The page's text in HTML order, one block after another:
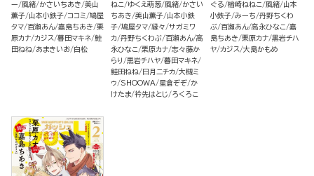
ー
風緒 かさいちあき 美山
薫子 山本小鉄子 ココミ 鳩屋
タマ 百瀬あん 嘉島ちあき 栗
原カナ カジス 暮田マキネ 鮭
田ねね
あまきいお 白松
ねこ
ゆくえ萌葱 風緒 かさい
ちあき 美山薫子 山本小鉄
子 鳩屋タマ 縁々 サガミワ
カ 丹野ちくわぶ 百瀬あん 高
永ひなこ 栗原カナ 志々藤か
らり
黒岩チハヤ 暮田マキネ
鮭田ねね
日月ニチカ 大槻ミ
ゥ SHOOWA 星倉ぞぞ か
けたま 衿先はとじ ろくろこ
ぐる 楢崎ねねこ 風緒 山本
小鉄子 みーち 丹野ちくわ
ぶ 百瀬あん 高永ひなこ 嘉
島ちあき 栗原カナ 黒岩チハ
ヤ カジス 大島かもめ